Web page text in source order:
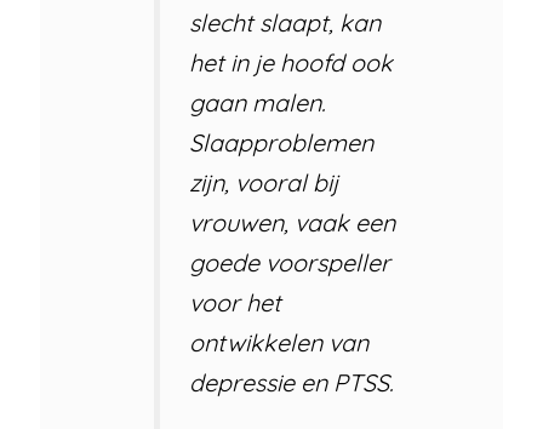
slecht slaapt, kan
het in je hoofd ook
gaan malen.
Slaapproblemen
zijn, vooral bij
vrouwen, vaak een
goede voorspeller
voor het
ontwikkelen van
depressie en PTSS.